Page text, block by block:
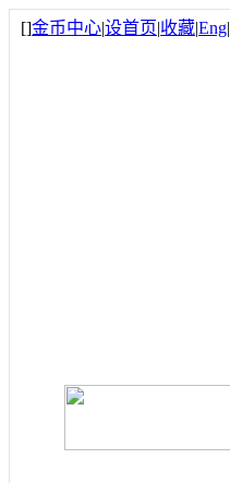
[]金币中心|设首页|收藏|Eng|